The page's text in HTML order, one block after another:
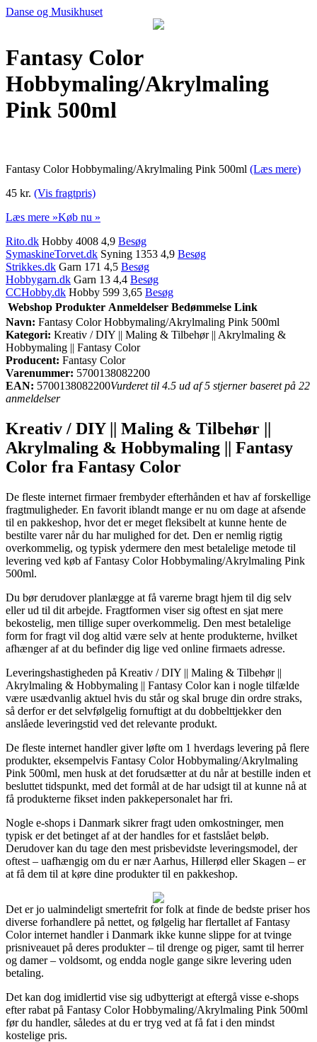
Danse og Musikhuset
Fantasy Color
Hobbymaling/Akrylmaling
Pink 500ml
Fantasy Color Hobbymaling/Akrylmaling Pink 500ml (Læs mere)
45 kr. (Vis fragtpris)
Læs mere »Køb nu »
Rito.dk Hobby 4008 4,9 Besøg
SymaskineTorvet.dk Syning 1353 4,9 Besøg
Strikkes.dk Garn 171 4,5 Besøg
Hobbygarn.dk Garn 13 4,4 Besøg
CCHobby.dk Hobby 599 3,65 Besøg
Webshop Produkter Anmeldelser Bedømmelse Link
Navn: Fantasy Color Hobbymaling/Akrylmaling Pink 500ml
Kategori: Kreativ / DIY || Maling & Tilbehør || Akrylmaling &
Hobbymaling || Fantasy Color
Producent: Fantasy Color
Varenummer: 5700138082200
EAN: 5700138082200Vurderet til 4.5 ud af 5 stjerner baseret på 22
anmeldelser
Kreativ / DIY || Maling & Tilbehør ||
Akrylmaling & Hobbymaling || Fantasy
Color fra Fantasy Color
De fleste internet firmaer frembyder efterhånden et hav af forskellige
fragtmuligheder. En favorit iblandt mange er nu om dage at afsende
til en pakkeshop, hvor det er meget fleksibelt at kunne hente de
bestilte varer når du har mulighed for det. Den er nemlig rigtig
overkommelig, og typisk ydermere den mest betalelige metode til
levering ved køb af Fantasy Color Hobbymaling/Akrylmaling Pink
500ml.
Du bør derudover planlægge at få varerne bragt hjem til dig selv
eller ud til dit arbejde. Fragtformen viser sig oftest en sjat mere
bekostelig, men tillige super overkommelig. Den mest betalelige
form for fragt vil dog altid være selv at hente produkterne, hvilket
afhænger af at du befinder dig lige ved online firmaets adresse.
Leveringshastigheden på Kreativ / DIY || Maling & Tilbehør ||
Akrylmaling & Hobbymaling || Fantasy Color kan i nogle tilfælde
være usædvanlig aktuel hvis du står og skal bruge din ordre straks,
så derfor er det selvfølgelig fornuftigt at du dobbelttjekker den
anslåede leveringstid ved det relevante produkt.
De fleste internet handler giver løfte om 1 hverdags levering på flere
produkter, eksempelvis Fantasy Color Hobbymaling/Akrylmaling
Pink 500ml, men husk at det forudsætter at du når at bestille inden et
besluttet tidspunkt, med det formål at de har udsigt til at kunne nå at
få produkterne fikset inden pakkepersonalet har fri.
Nogle e-shops i Danmark sikrer fragt uden omkostninger, men
typisk er det betinget af at der handles for et fastslået beløb.
Derudover kan du tage den mest prisbevidste leveringsmodel, der
oftest – uafhængig om du er nær Aarhus, Hillerød eller Skagen – er
at få dem til at køre dine produkter til en pakkeshop.
Det er jo ualmindeligt smertefrit for folk at finde de bedste priser hos
diverse forhandlere på nettet, og følgelig har flertallet af Fantasy
Color internet handler i Danmark ikke kunne slippe for at tvinge
prisniveauet på deres produkter – til drenge og piger, samt til herrer
og damer – voldsomt, og endda nogle gange sikre levering uden
betaling.
Det kan dog imidlertid vise sig udbytterigt at eftergå visse e-shops
efter rabat på Fantasy Color Hobbymaling/Akrylmaling Pink 500ml
før du handler, således at du er tryg ved at få fat i den mindst
kostelige pris.